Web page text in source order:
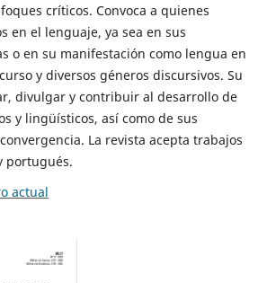
críticos. Convoca a quienes
en el lenguaje, ya sea en sus
o en su manifestación como lengua en
y diversos géneros discursivos. Su
divulgar y contribuir al desarrollo de
y lingüísticos, así como de sus
La revista acepta trabajos
portugués.
actual